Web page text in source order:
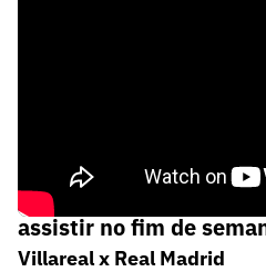
📅 Cinco jogos do
assistir no fim de
Villareal x Real Madrid